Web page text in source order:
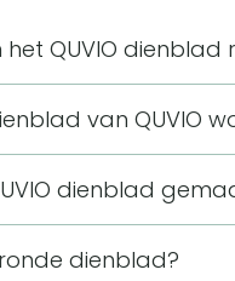
QUVIO dienblad
van QUVIO
voor glazen, eten of
dienblad
dienblad?